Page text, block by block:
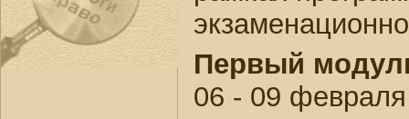
Первый
06 - 09 февраля